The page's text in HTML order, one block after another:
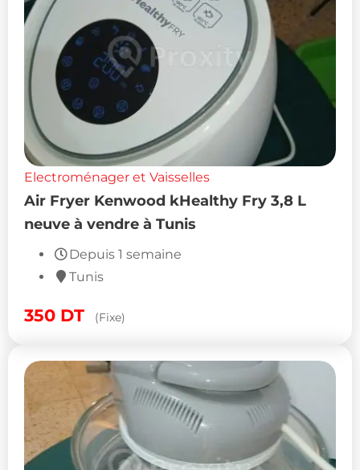
Electroménager et Vaisselles
Air Fryer Kenwood kHealthy Fry 3,8 L
neuve à vendre à Tunis
Depuis 1 semaine
Tunis
350 DT (Fixe)